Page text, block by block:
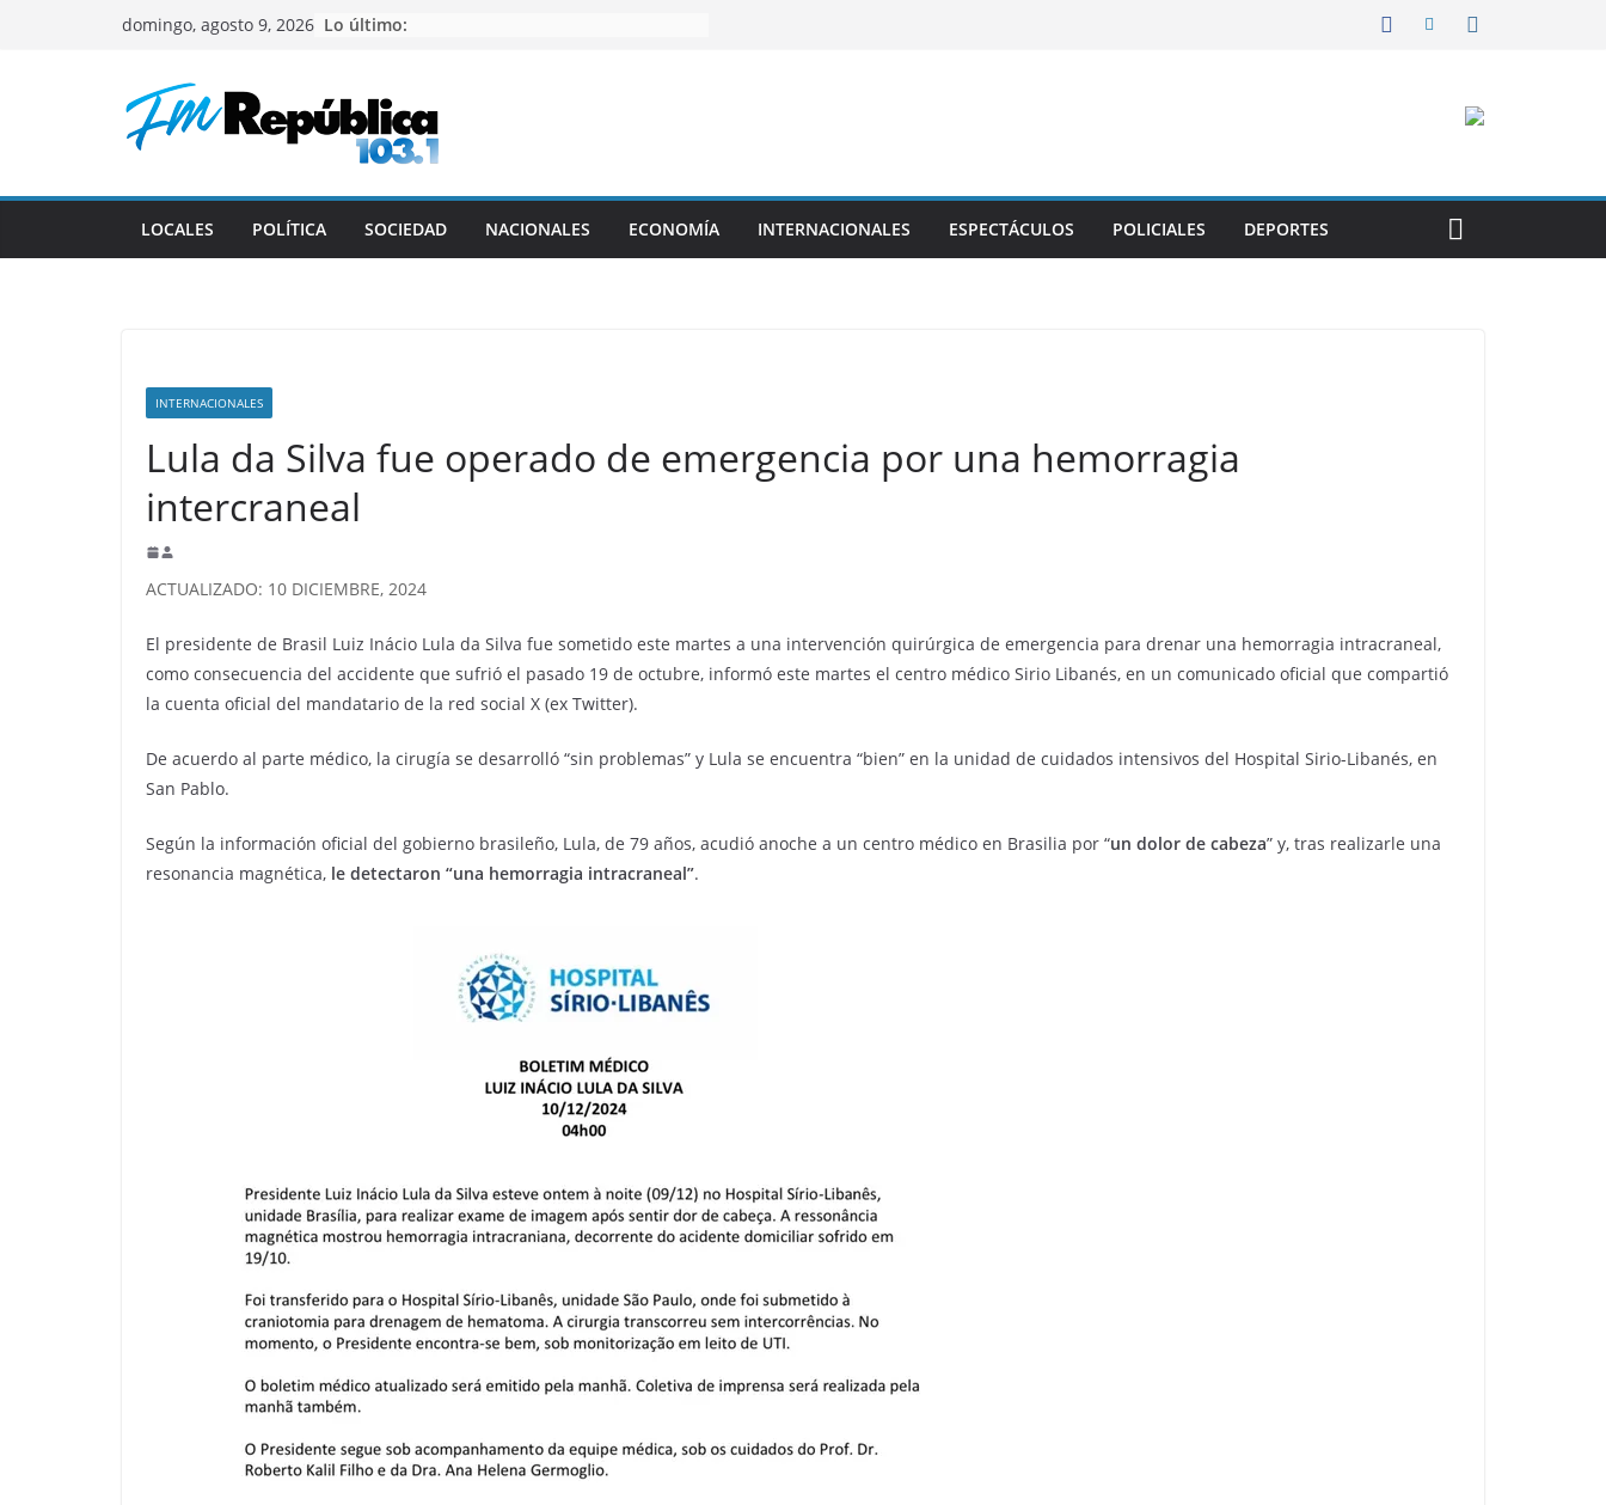
domingo, agosto 9, 2026 Lo último:
LOCALES POLÍTICA SOCIEDAD NACIONALES ECONOMÍA INTERNACIONALES ESPECTÁCULOS POLICIALES DEPORTES
INTERNACIONALES
Lula da Silva fue operado de emergencia por una hemorragia
intercraneal
ACTUALIZADO: 10 DICIEMBRE, 2024
El presidente de Brasil Luiz Inácio Lula da Silva fue sometido este martes a una intervención quirúrgica de emergencia para drenar una hemorragia intracraneal,
como consecuencia del accidente que sufrió el pasado 19 de octubre, informó este martes el centro médico Sirio Libanés, en un comunicado oficial que compartió
la cuenta oficial del mandatario de la red social X (ex Twitter).
De acuerdo al parte médico, la cirugía se desarrolló “sin problemas” y Lula se encuentra “bien” en la unidad de cuidados intensivos del Hospital Sirio-Libanés, en
San Pablo.
Según la información oficial del gobierno brasileño, Lula, de 79 años, acudió anoche a un centro médico en Brasilia por “un dolor de cabeza” y, tras realizarle una
resonancia magnética, le detectaron “una hemorragia intracraneal”.